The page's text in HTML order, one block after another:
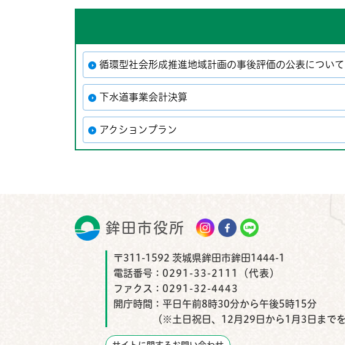
循環型社会形成推進地域計画の事後評価の公表について
下水道事業会計決算
アクションプラン
鉾田市役所 鉾田市公式Instagram
鉾田市公式
鉾田市公
〒311-1592 茨城県鉾田市鉾田1444-1
電話番号： 0291-33-2111（代表）
ファクス： 0291-32-4443
開庁時間： 平日午前8時30分から午後5時15分
（※土日祝日、12月29日から1月3日までを